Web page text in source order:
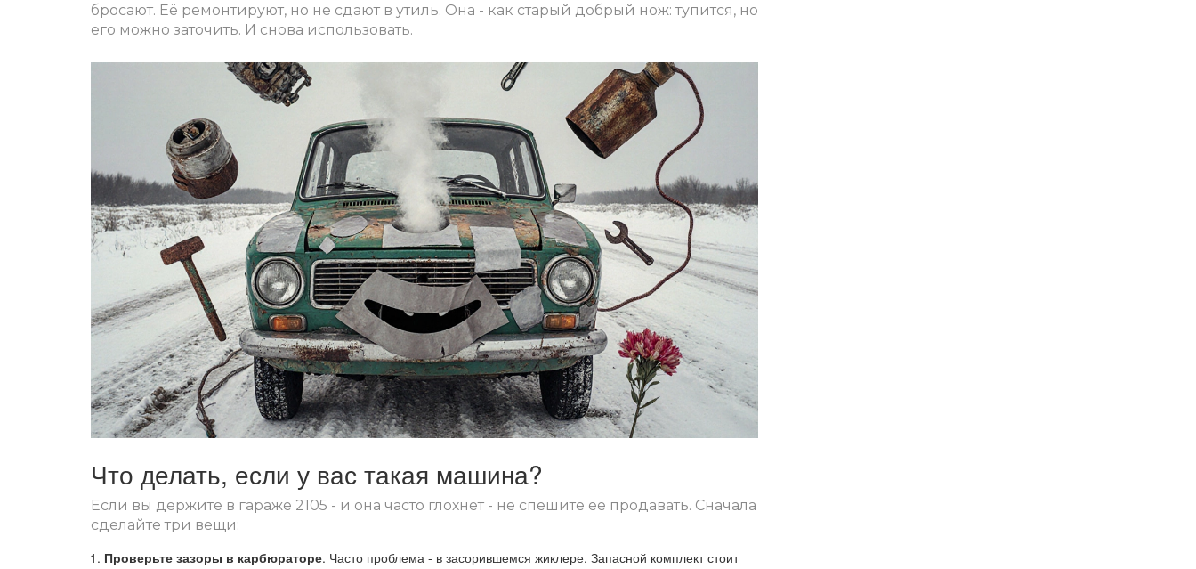
бросают. Её ремонтируют, но не сдают в утиль. Она - как старый добрый нож: тупится, но
его можно заточить. И снова использовать.
Что делать, если у вас такая машина?
Если вы держите в гараже 2105 - и она часто глохнет - не спешите её продавать. Сначала
сделайте три вещи:
Проверьте зазоры в карбюраторе. Часто проблема - в засорившемся жиклере. Запасной комплект стоит